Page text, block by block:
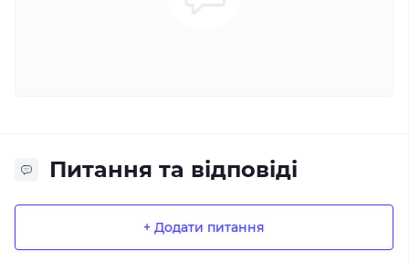
Питання та відповіді
+ Додати питання